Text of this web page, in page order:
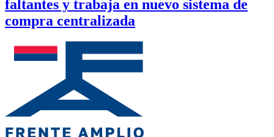
faltantes y trabaja en nuevo sistema de
compra centralizada